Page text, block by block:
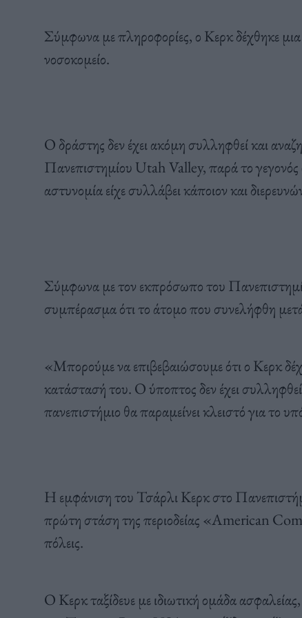
Σύμφωνα με πληροφορίες, ο Κερκ δέχθηκε
νοσοκομείο.
Ο δράστης δεν έχει ακόμη συλληφθεί και
Πανεπιστημίου Utah Valley, παρά το γεγονός
αστυνομία είχε συλλάβει κάποιον και
Σύμφωνα με τον εκπρόσωπο του
συμπέρασμα ότι το άτομο που συνελήφθη
«Μπορούμε να επιβεβαιώσουμε ότι ο Κερκ
κατάστασή του. Ο ύποπτος δεν έχει
πανεπιστήμιο θα παραμείνει κλειστό για το
Η εμφάνιση του Τσάρλι Κερκ στο
πρώτη στάση της περιοδείας «American
πόλεις.
Ο Κερκ ταξίδευε με ιδιωτική ομάδα